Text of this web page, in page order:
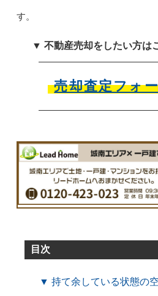
す。
▼ 不動産売却をしたい方は
売却査定フォ
目次
▼ 持て余している状態の